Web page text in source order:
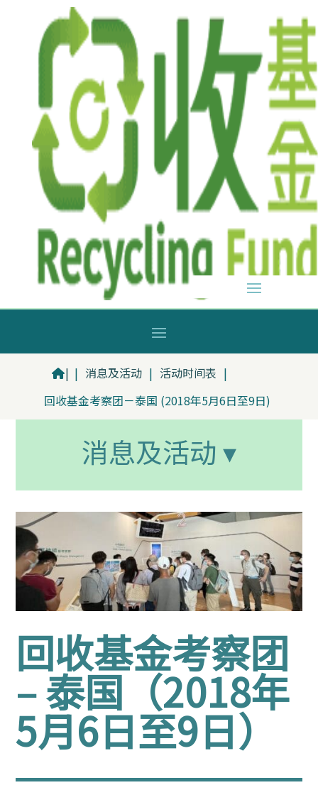
| | 消息及活动 | 活动时间表 |
回收基金考察团－泰国 (2018年5月6日至9日)
消息及活动 ▾
回收基金考察团
– 泰国（2018年
5月6日至9日）